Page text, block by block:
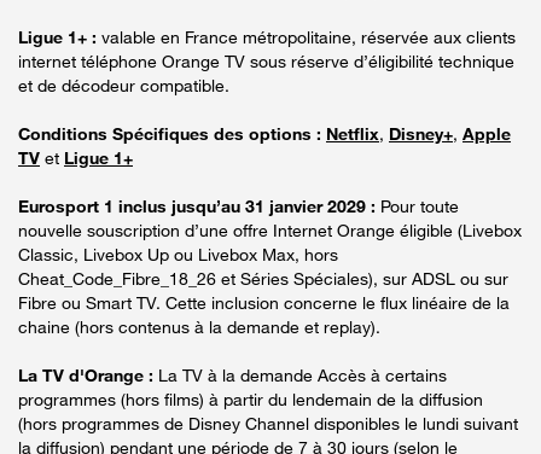
Ligue 1+ : valable en France métropolitaine, réservée aux clients
internet téléphone Orange TV sous réserve d’éligibilité technique
et de décodeur compatible.
Conditions Spécifiques des options : Netflix, Disney+, Apple
TV et Ligue 1+
Eurosport 1 inclus jusqu’au 31 janvier 2029 : Pour toute
nouvelle souscription d’une offre Internet Orange éligible (Livebox
Classic, Livebox Up ou Livebox Max, hors
Cheat_Code_Fibre_18_26 et Séries Spéciales), sur ADSL ou sur
Fibre ou Smart TV. Cette inclusion concerne le flux linéaire de la
chaine (hors contenus à la demande et replay).
La TV d'Orange : La TV à la demande Accès à certains
programmes (hors films) à partir du lendemain de la diffusion
(hors programmes de Disney Channel disponibles le lundi suivant
la diffusion) pendant une période de 7 à 30 jours (selon le